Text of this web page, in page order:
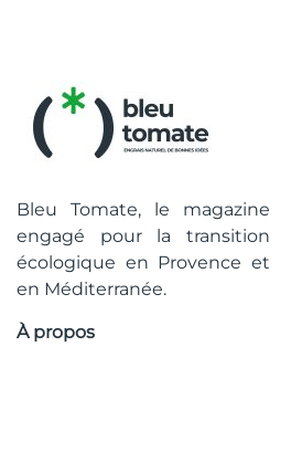
Bleu Tomate, le magazine
engagé pour la transition
écologique en Provence et
en Méditerranée.
À propos